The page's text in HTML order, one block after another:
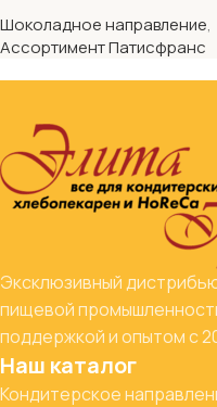
Шоколадное направление,
Ассортимент Патисфранс
Эксклюзивный
пищевой
поддержкой и опытом с
Наш каталог
Кондитерское